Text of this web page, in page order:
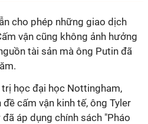
cho phép những giao dịch
vận cũng không ảnh hưởng
tài sản mà ông Putin đã
học đại học Nottingham,
cấm vận kinh tế, ông Tyler
áp dụng chính sách "Pháo